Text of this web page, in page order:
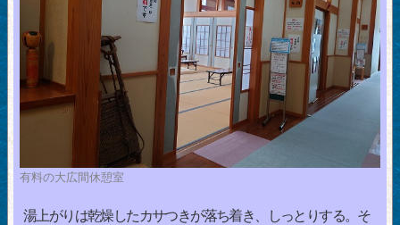
有料の大広間休憩室
湯上がりは乾燥したカサつきが落ち着き、しっとりする。そ